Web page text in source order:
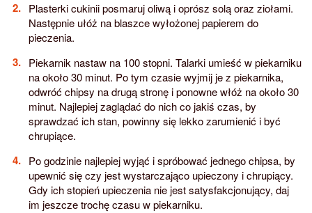
Plasterki cukinii posmaruj oliwą i oprósz solą oraz ziołami.
Następnie ułóż na blaszce wyłożonej papierem do
pieczenia.
Piekarnik nastaw na 100 stopni. Talarki umieść w piekarniku
na około 30 minut. Po tym czasie wyjmij je z piekarnika,
odwróć chipsy na drugą stronę i ponowne włóż na około 30
minut. Najlepiej zaglądać do nich co jakiś czas, by
sprawdzać ich stan, powinny się lekko zarumienić i być
chrupiące.
Po godzinie najlepiej wyjąć i spróbować jednego chipsa, by
upewnić się czy jest wystarczająco upieczony i chrupiący.
Gdy ich stopień upieczenia nie jest satysfakcjonujący, daj
im jeszcze trochę czasu w piekarniku.